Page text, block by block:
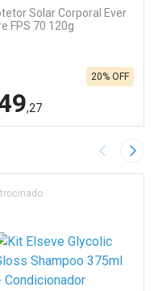
Solar Corporal Ever
FPS 70 120g
,27
20% OFF
Menos
Imagem